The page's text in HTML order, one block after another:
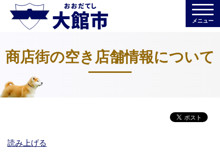
メニュー
商店街の空き店舗情報について
読み上げる